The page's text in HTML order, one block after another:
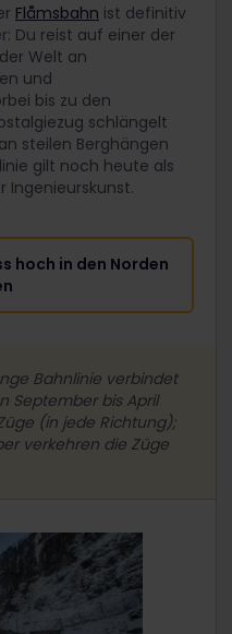
Flåmsbahn ist definitiv
Du reist auf einer der
Welt an
und
bis zu den
schlängelt
steilen Berghängen
gilt noch heute als
Ingenieurskunst.
hoch in den Norden
Bahnlinie verbindet
September bis April
(in jede Richtung);
verkehren die Züge